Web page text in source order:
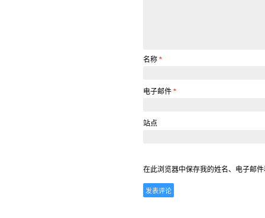
名称 *
电子邮件 *
站点
在此浏览器中保存我的姓名、电子邮